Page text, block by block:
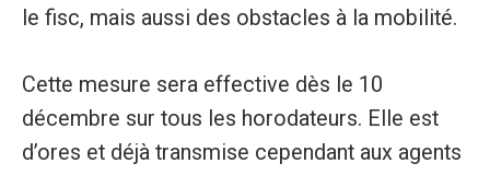
le fisc, mais aussi des obstacles à la mobilité.
Cette mesure sera effective dès le 10
décembre sur tous les horodateurs. Elle est
d’ores et déjà transmise cependant aux agents